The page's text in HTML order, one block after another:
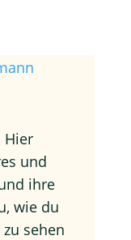
Hier
und
ihre
wie du
sehen